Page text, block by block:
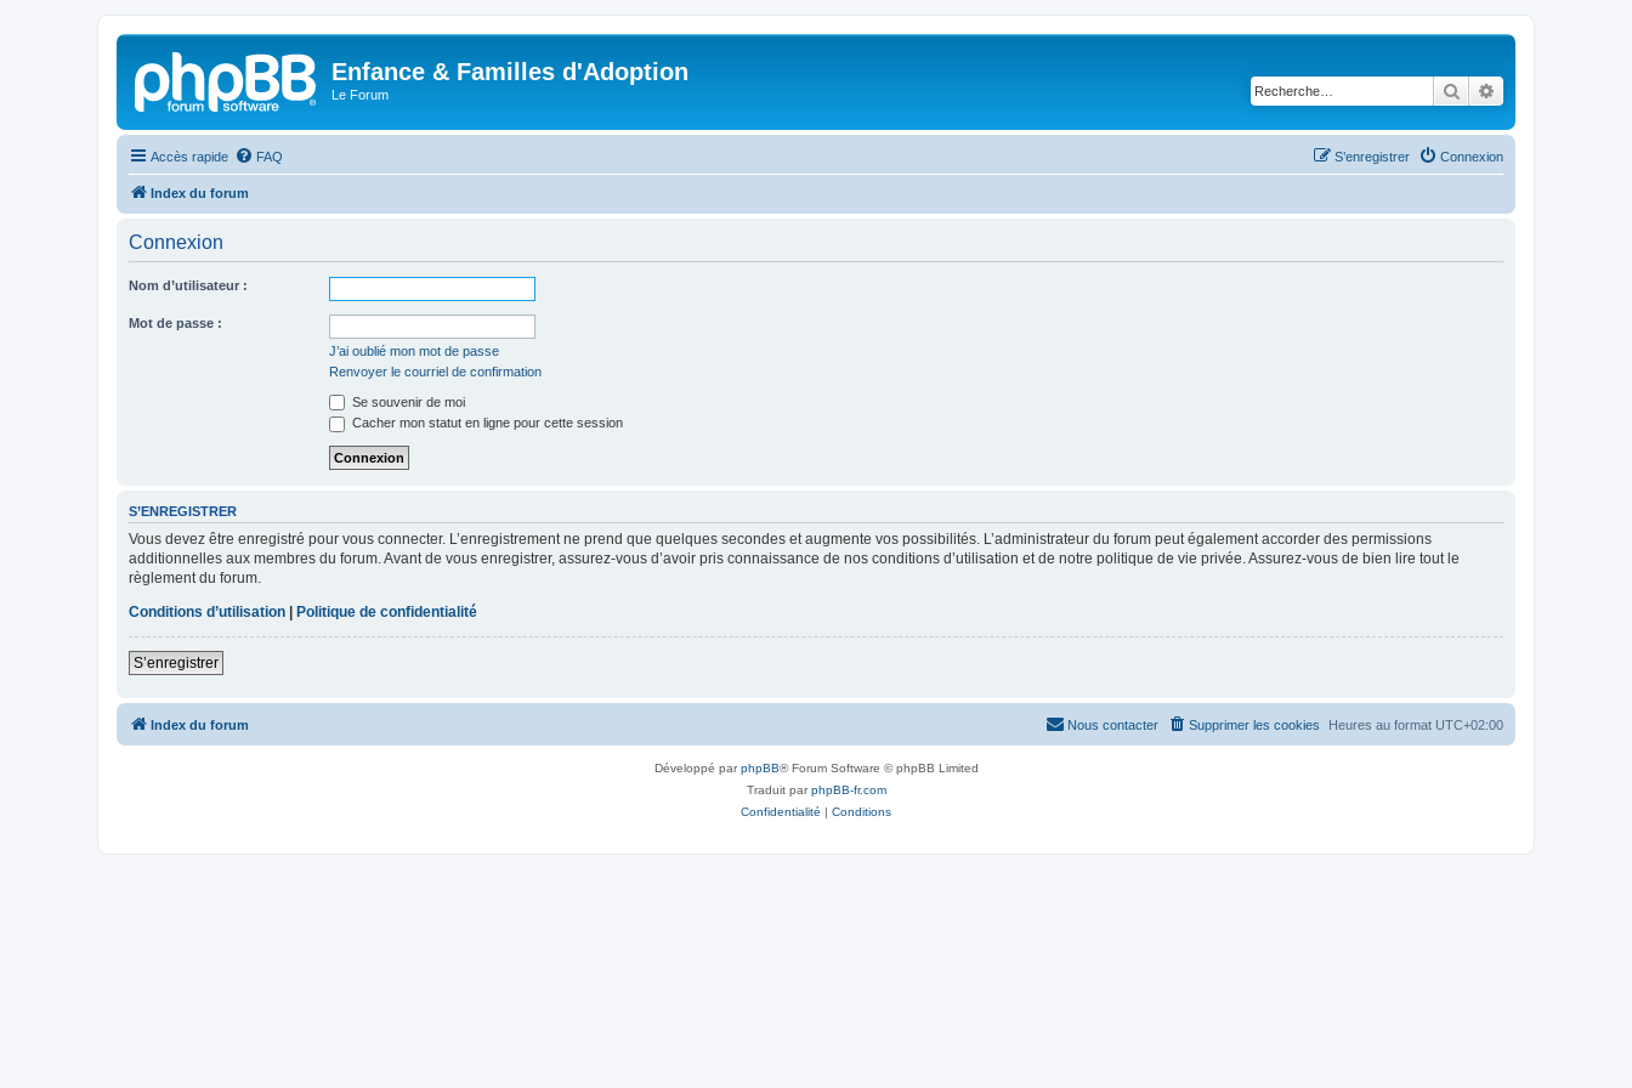
Enfance & Familles d'Adoption
Le Forum Rechercher
Accès rapide FAQ Connexion
S’enregistrer
Index du forum
Connexion
Nom d’utilisateur :
Mot de passe :
J’ai oublié mon mot de passe
Renvoyer le courriel de confirmation
Se souvenir de moi
Cacher mon statut en ligne pour cette session
S’ENREGISTRER
Vous devez être enregistré pour vous connecter. L’enregistrement ne prend que quelques secondes et augmente vos possibilités. L’administrateur du forum peut également accorder des permissions
additionnelles aux membres du forum. Avant de vous enregistrer, assurez-vous d’avoir pris connaissance de nos conditions d’utilisation et de notre politique de vie privée. Assurez-vous de bien lire tout le
règlement du forum.
Conditions d’utilisation
Politique de confidentialité
S’enregistrer
Index du forum Heures au format UTC+02:00
Supprimer les cookies
Nous contacter
Développé parphpBB® Forum Software © phpBB Limited
Traduit parphpBB-fr.com
Confidentialité | Conditions